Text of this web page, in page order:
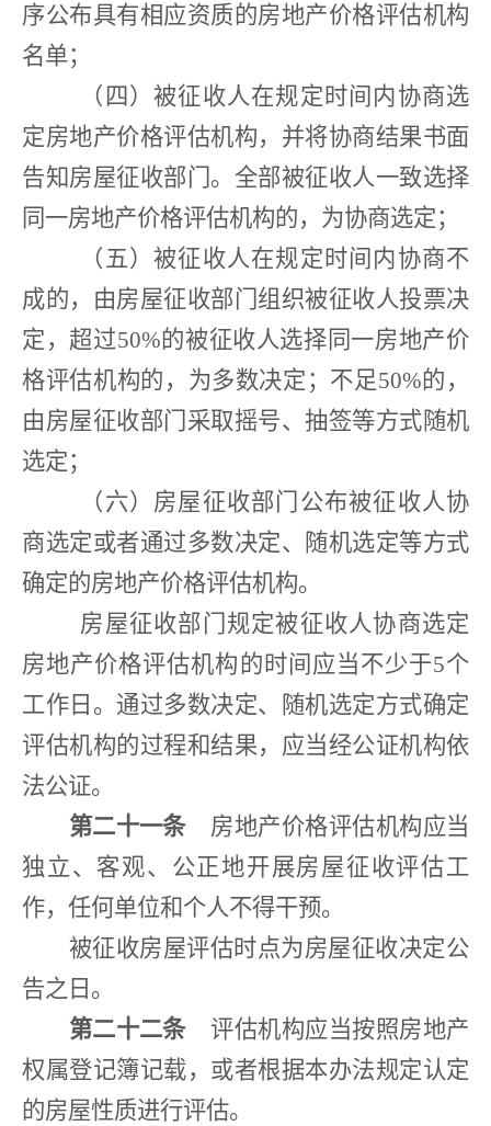
序公布具有相应资质的房地产价格评估机构
名单；
（四）被征收人在规定时间内协商选
定房地产价格评估机构，并将协商结果书面
告知房屋征收部门。全部被征收人一致选择
同一房地产价格评估机构的，为协商选定；
（五）被征收人在规定时间内协商不
成的，由房屋征收部门组织被征收人投票决
定，超过50%的被征收人选择同一房地产价
格评估机构的，为多数决定；不足50%的，
由房屋征收部门采取摇号、抽签等方式随机
选定；
（六）房屋征收部门公布被征收人协
商选定或者通过多数决定、随机选定等方式
确定的房地产价格评估机构。
房屋征收部门规定被征收人协商选定
房地产价格评估机构的时间应当不少于5个
工作日。通过多数决定、随机选定方式确定
评估机构的过程和结果，应当经公证机构依
法公证。
第二十一条
房地产价格评估机构应当
独立、客观、公正地开展房屋征收评估工
作，任何单位和个人不得干预。
被征收房屋评估时点为房屋征收决定公
告之日。
第二十二条
评估机构应当按照房地产
权属登记簿记载，或者根据本办法规定认定
的房屋性质进行评估。